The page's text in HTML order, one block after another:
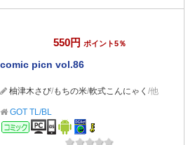
550円 ポイント5％
comic picn vol.86
柚津木さび/もちの米/軟式こんにゃく /他
GOT TL/BL
コミック